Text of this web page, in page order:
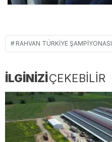
RAHVAN TÜRKIYE ŞAMPIYONASI
İLGİNİZİÇEKEBİLİR